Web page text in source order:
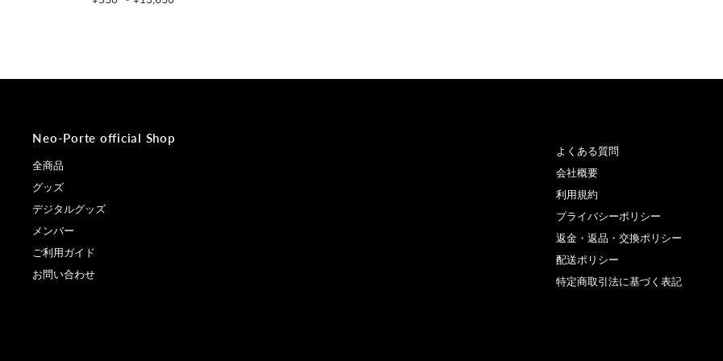
Neo-Porte official Shop
全商品
グッズ
デジタルグッズ
メンバー
ご利用ガイド
お問い合わせ
よくある質問
会社概要
利用規約
プライバシーポリシー
返金・返品・交換ポリシー
配送ポリシー
特定商取引法に基づく表記